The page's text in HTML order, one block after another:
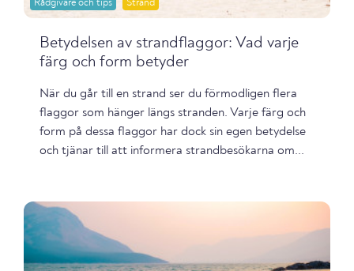
Rådgivare och tips Strand
Betydelsen av strandflaggor: Vad varje
färg och form betyder
När du går till en strand ser du förmodligen flera
flaggor som hänger längs stranden. Varje färg och
form på dessa flaggor har dock sin egen betydelse
och tjänar till att informera strandbesökarna om...